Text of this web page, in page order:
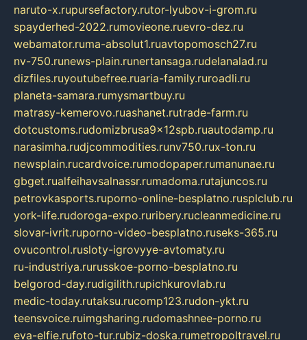
naruto-x.rupursefactory.rutor-lyubov-i-grom.ru
spayderhed-2022.rumovieone.ruevro-dez.ru
webamator.ruma-absolut1.ruavtopomosch27.ru
nv-750.runews-plain.runertansaga.rudelanalad.ru
dizfiles.ruyoutubefree.ruaria-family.ruroadli.ru
planeta-samara.rumysmartbuy.ru
matrasy-kemerovo.ruashanet.rutrade-farm.ru
dotcustoms.rudomizbrusa9x12spb.ruautodamp.ru
narasimha.rudjcommodities.runv750.rux-ton.ru
newsplain.rucardvoice.rumodopaper.rumanunae.ru
gbget.rualfeihavsalnassr.rumadoma.rutajuncos.ru
petrovkasports.ruporno-online-besplatno.rusplclub.ru
york-life.rudoroga-expo.ruribery.rucleanmedicine.ru
slovar-ivrit.ruporno-video-besplatno.ruseks-365.ru
ovucontrol.rusloty-igrovyye-avtomaty.ru
ru-industriya.rurusskoe-porno-besplatno.ru
belgorod-day.rudigilith.rupichkurovlab.ru
medic-today.rutaksu.rucomp123.rudon-ykt.ru
teensvoice.ruimgsharing.rudomashnee-porno.ru
eva-elfie.rufoto-tur.rubiz-doska.rumetropoltravel.ru